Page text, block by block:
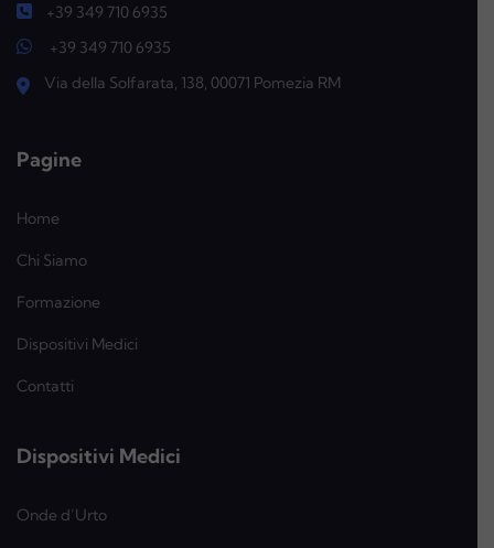
+39 349 710 6935
+39 349 710 6935
Via della Solfarata, 138, 00071 Pomezia RM
Pagine
Home
Chi Siamo
Formazione
Dispositivi Medici
Contatti
Dispositivi Medici
Onde d’Urto